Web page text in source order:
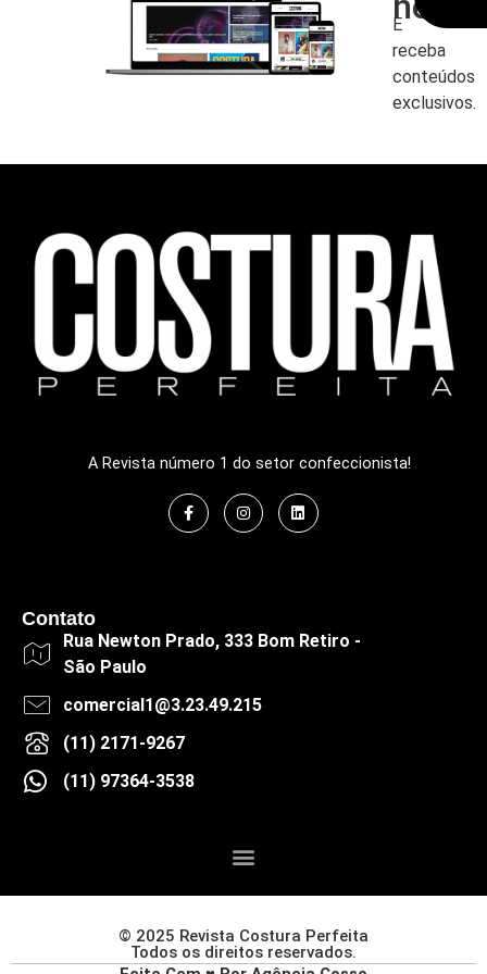
E
receba
conteúdos
exclusivos.
A Revista número 1 do setor confeccionista!
Contato
Rua Newton Prado, 333 Bom Retiro -
São Paulo
comercial1@3.23.49.215
(11) 2171-9267
(11) 97364-3538
© 2025 Revista Costura Perfeita
Todos os direitos reservados.